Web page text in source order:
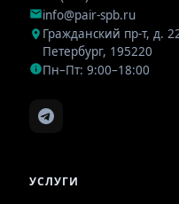
info@pair-spb.ru
Гражданский пр-т, д.
Петербург, 195220
Пн–Пт: 9:00–18:00
УСЛУГИ